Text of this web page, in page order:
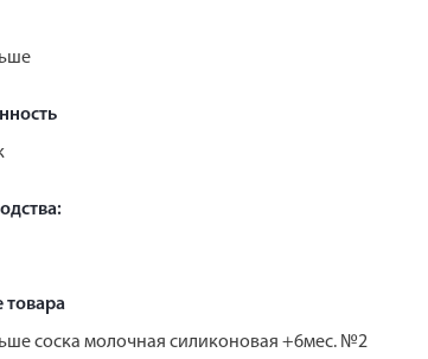
товара
соска молочная силиконовая +6мес. №2